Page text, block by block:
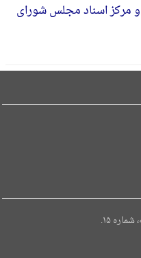
و مرکز اسناد مجلس شورای
۱۵.